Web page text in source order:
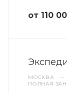
от 110
МОСКВА —
ПОЛНАЯ